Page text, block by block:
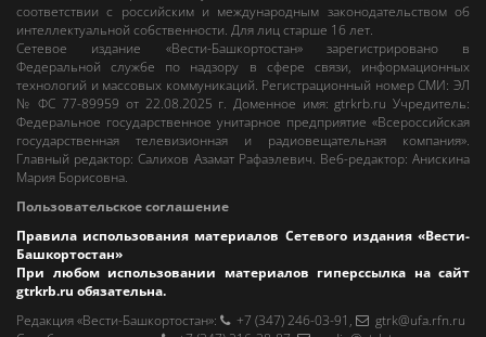
соответствии с российским и международным законодательством об
интеллектуальной собственности. Для лиц старше 16 лет.
Сетевое издание «Вести-Башкортостан»зарегистрировано в
Федеральной службе по надзору в сфере связи, информационных
технологий и массовых коммуникаций. Регистрационный номер СМИ: ЭЛ
№ ФС 77-89959 от 22.08.2025 г. Доменное имя:gtrkrb.ru Учредитель:
Федеральное государственное унитарное предприятие «Всероссийская
государственная телевизионная и радиовещательная компания».
Главный редактор:Салихов Азамат Рафаэлевич. Веб-редактор:Анискина
Мария Борисовна.
Пользовательское соглашение
Правила использования материалов Сетевого издания «Вести-
Башкортостан»
При любом использовании материалов гиперссылка на сайт
gtrkrb.ru обязательна.
Редакция «Вести-Башкортостан»: +7 (347) 246-03-91 ,
gtrk@ufa.rfn.ru